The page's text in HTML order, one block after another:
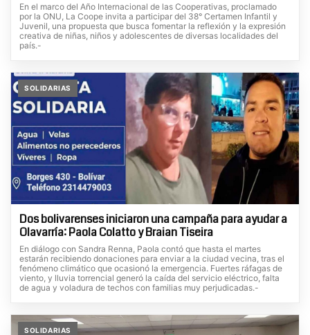
En el marco del Año Internacional de las Cooperativas, proclamado
por la ONU, La Coope invita a participar del 38° Certamen Infantil y
Juvenil, una propuesta que busca fomentar la reflexión y la expresión
creativa de niñas, niños y adolescentes de diversas localidades del
país.-
SOLIDARIAS
Dos bolivarenses iniciaron una campaña para ayudar a
Olavarría: Paola Colatto y Braian Tiseira
En diálogo con Sandra Renna, Paola contó que hasta el martes
estarán recibiendo donaciones para enviar a la ciudad vecina, tras el
fenómeno climático que ocasionó la emergencia. Fuertes ráfagas de
viento, y lluvia torrencial generó la caída del servicio eléctrico, falta
de agua y voladura de techos con familias muy perjudicadas.-
SOLIDARIAS